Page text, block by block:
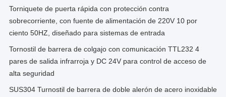
Torniquete de puerta rápida con protección contra
sobrecorriente, con fuente de alimentación de 220V 10 por
ciento 50HZ, diseñado para sistemas de entrada
Tornostil de barrera de colgajo con comunicación TTL232 4
pares de salida infrarroja y DC 24V para control de acceso de
alta seguridad
SUS304 Turnostil de barrera de doble alerón de acero inoxidable